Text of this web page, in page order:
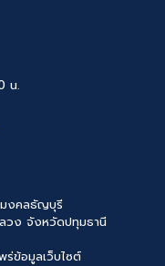
น.
มงคลธัญบุรี
วง จังหวัดปทุมธานี
ร่ข้อมูลเว็บไซต์